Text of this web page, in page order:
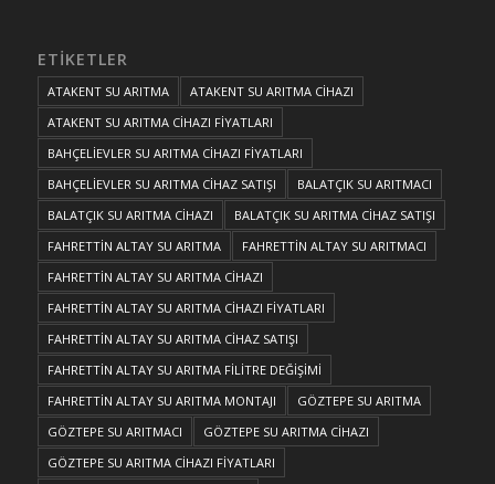
ETIKETLER
ATAKENT SU ARITMA
ATAKENT SU ARITMA CİHAZI
ATAKENT SU ARITMA CİHAZI FİYATLARI
BAHÇELİEVLER SU ARITMA CİHAZI FİYATLARI
BAHÇELİEVLER SU ARITMA CİHAZ SATIŞI
BALATÇIK SU ARITMACI
BALATÇIK SU ARITMA CİHAZI
BALATÇIK SU ARITMA CİHAZ SATIŞI
FAHRETTİN ALTAY SU ARITMA
FAHRETTİN ALTAY SU ARITMACI
FAHRETTİN ALTAY SU ARITMA CİHAZI
FAHRETTİN ALTAY SU ARITMA CİHAZI FİYATLARI
FAHRETTİN ALTAY SU ARITMA CİHAZ SATIŞI
FAHRETTİN ALTAY SU ARITMA FİLİTRE DEĞİŞİMİ
FAHRETTİN ALTAY SU ARITMA MONTAJI
GÖZTEPE SU ARITMA
GÖZTEPE SU ARITMACI
GÖZTEPE SU ARITMA CİHAZI
GÖZTEPE SU ARITMA CİHAZI FİYATLARI